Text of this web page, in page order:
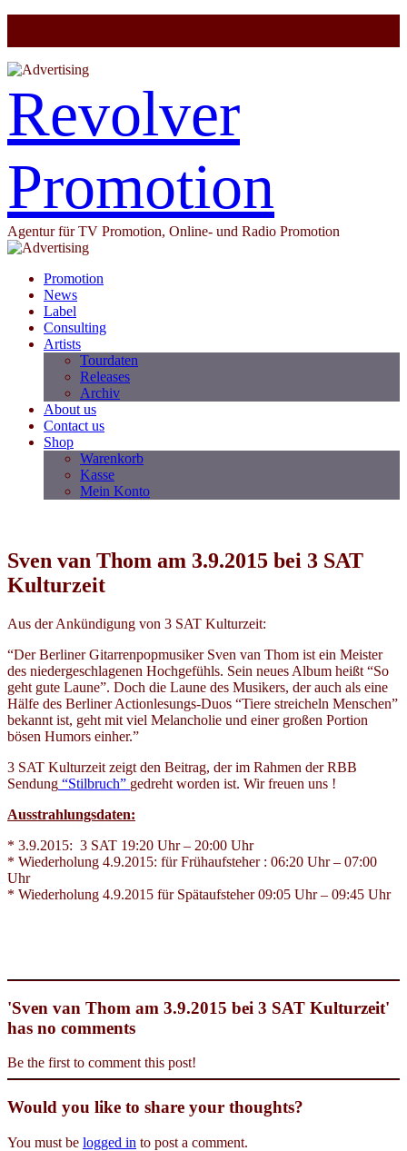
Revolver
Promotion
Agentur für TV Promotion, Online- und Radio Promotion
Promotion
News
Label
Consulting
Artists
Tourdaten
Releases
Archiv
About us
Contact us
Shop
Warenkorb
Kasse
Mein Konto
Sven van Thom am 3.9.2015 bei 3 SAT
Kulturzeit
Aus der Ankündigung von 3 SAT Kulturzeit:
“Der Berliner Gitarrenpopmusiker Sven van Thom ist ein Meister
des niedergeschlagenen Hochgefühls. Sein neues Album heißt “So
geht gute Laune”. Doch die Laune des Musikers, der auch als eine
Hälfe des Berliner Actionlesungs-Duos “Tiere streicheln Menschen”
bekannt ist, geht mit viel Melancholie und einer großen Portion
bösen Humors einher.”
3 SAT Kulturzeit zeigt den Beitrag, der im Rahmen der RBB
Sendung “Stilbruch” gedreht worden ist. Wir freuen uns !
Ausstrahlungsdaten:
* 3.9.2015: 3 SAT 19:20 Uhr – 20:00 Uhr
* Wiederholung 4.9.2015: für Frühaufsteher : 06:20 Uhr – 07:00
Uhr
* Wiederholung 4.9.2015 für Spätaufsteher 09:05 Uhr – 09:45 Uhr
'Sven van Thom am 3.9.2015 bei 3 SAT Kulturzeit'
has no comments
Be the first to comment this post!
Would you like to share your thoughts?
You must be logged in to post a comment.